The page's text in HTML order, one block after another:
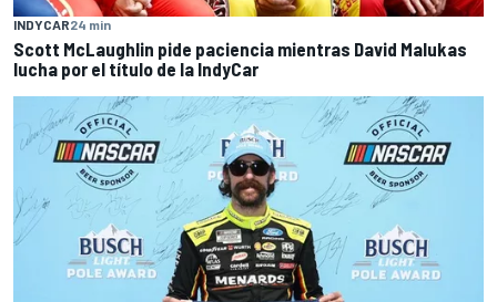
INDYCAR24 min
Scott McLaughlin pide paciencia mientras David Malukas
lucha por el título de la IndyCar